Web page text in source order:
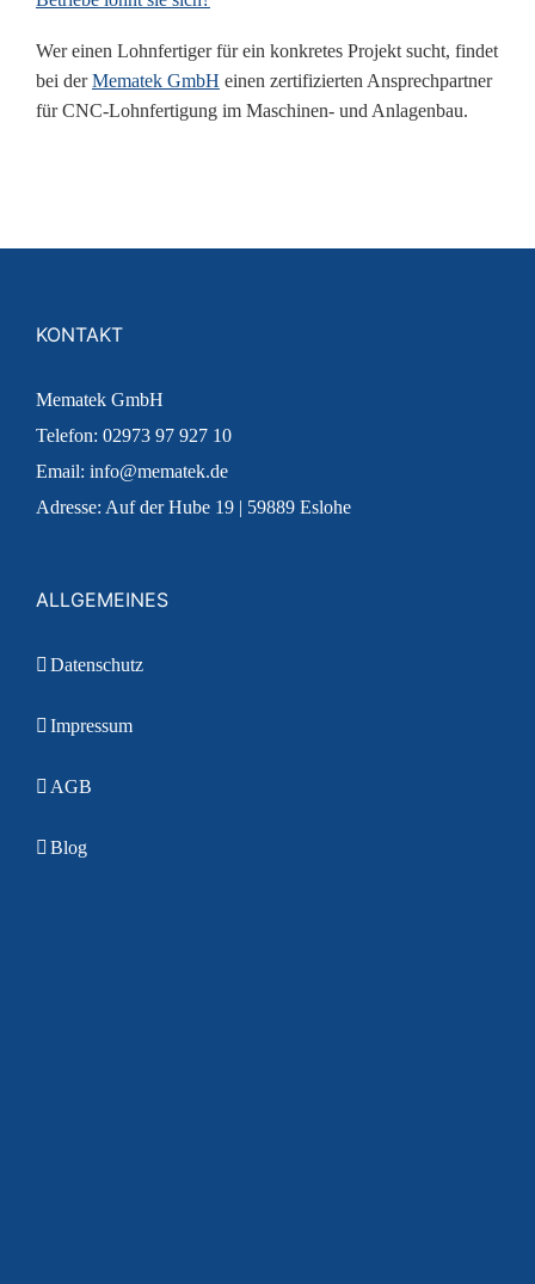
Wer einen Lohnfertiger für ein konkretes Projekt sucht, findet
bei derMematek GmbH einen zertifizierten Ansprechpartner
für CNC-Lohnfertigung im Maschinen- und Anlagenbau.
KONTAKT
Mematek GmbH
Telefon: 02973 97 927 10
Email: info@mematek.de
Adresse: Auf der Hube 19 | 59889 Eslohe
ALLGEMEINES
Datenschutz
Impressum
AGB
Blog